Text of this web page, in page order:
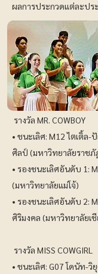
ผลการประกวดแต่ละปร
รางวัล MR. COWBOY
• ชนะเลิศ: M12 ไตเติ้
ศิลป์ (มหาวิทยาลัยราชภั
• รองชนะเลิศอันดับ 1:
(มหาวิทยาลัยแม่โจ้)
• รองชนะเลิศอันดับ 2:
ศิริมงคล (มหาวิทยาลัยเ
รางวัล MISS COWGIRL
• ชนะเลิศ: G07 โดนัท-วิ